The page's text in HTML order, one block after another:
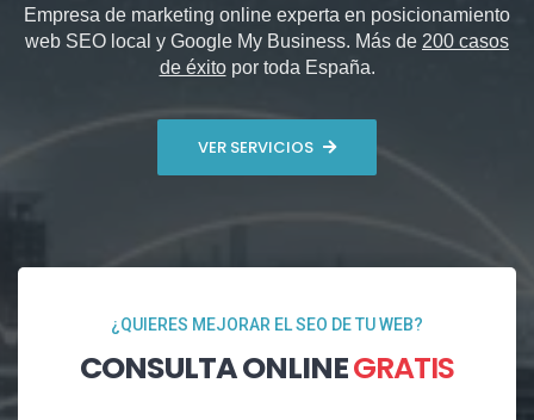
Empresa de marketing online experta en posicionamiento
web SEO local y Google My Business. Más de 200 casos
de éxitopor toda España.
VER SERVICIOS
¿QUIERES MEJORAR EL SEO DE TU WEB?
CONSULTA ONLINEGRATIS